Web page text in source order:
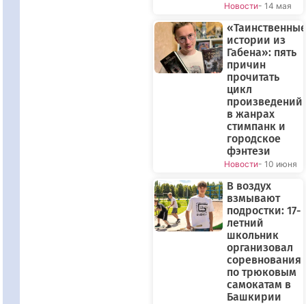
Новости- 14 мая
«Таинственные
истории из
Габена»: пять
причин
прочитать
цикл
произведений
в жанрах
стимпанк и
городское
фэнтези
Новости- 10 июня
В воздух
взмывают
подростки: 17-
летний
школьник
организовал
соревнования
по трюковым
самокатам в
Башкирии